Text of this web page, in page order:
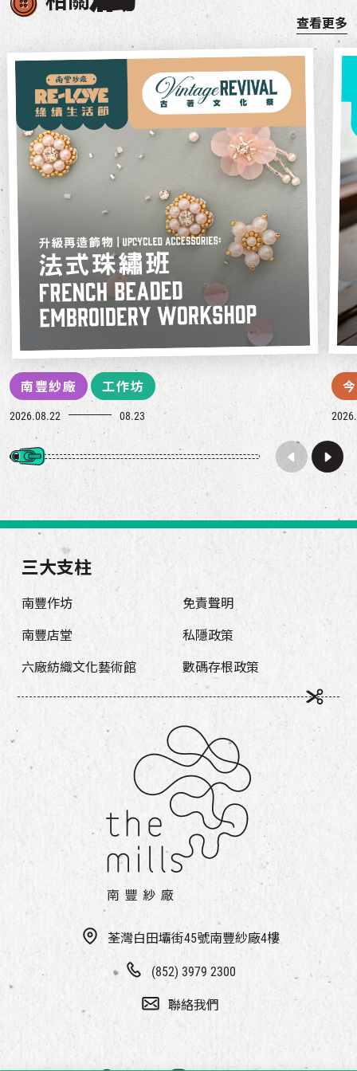
查看更多
南豐紗廠 工作坊
2026.08.22 08.23
荃灣白田壩街45號南豐紗廠4樓
(852) 3979 2300
聯絡我們
三大支柱
南豐作坊
南豐店堂
六廠紡織文化藝術館
免責聲明
私隱政策
數碼存根政策